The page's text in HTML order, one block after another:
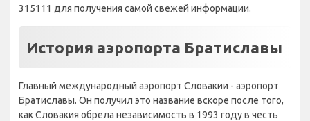
315111 для получения самой свежей информации.
История аэропорта Братиславы
Главный международный аэропорт Словакии - аэропорт
Братиславы. Он получил это название вскоре после того,
как Словакия обрела независимость в 1993 году в честь